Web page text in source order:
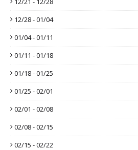
12/28 - 01/04
01/04 - 01/11
01/11 - 01/18
01/18 - 01/25
01/25 - 02/01
02/01 - 02/08
02/08 - 02/15
02/15 - 02/22